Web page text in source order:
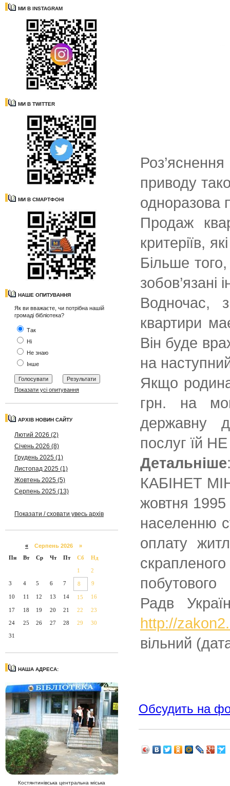
МИ В INSTAGRAM
МИ В TWITTER
МИ В СМАРТФОНІ
НАШЕ ОПИТУВАННЯ
Як ви вважаєте, чи потрібна нашій
громаді бібліотека?
Так
Ні
Не знаю
Інше
Показати усі опитування
АРХІВ НОВИН САЙТУ
Лютий 2026 (2)
Січень 2026 (8)
Грудень 2025 (1)
Листопад 2025 (1)
Жовтень 2025 (5)
Серпень 2025 (13)
Показати / сховати увесь архів
« Серпень 2026 »
Пн
Вт Ср Чт Пт Сб Нд
1 2
3 4 5 6 7 8 9
10 11 12 13 14 15 16
17 18 19 20 21 22 23
24 25 26 27 28 29 30
31
НАША АДРЕСА:
Костянтинівська центральна міська
Роз’яснення
приводу
одноразова
Продаж к
критеріїв,
Більше
зобов’язані
Водночас,
квартири
Він буде
на
Якщо
грн. на
державну
послуг їй
Детальніше
КАБІНЕТ
жовтня
населенню
оплату
Радв
http://
вільний
Обсудить на